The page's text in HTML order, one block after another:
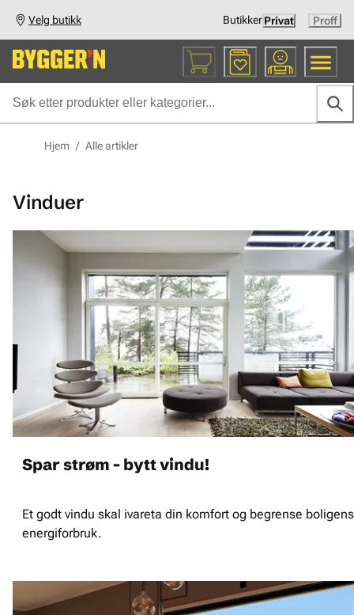
Velg butikk ButikkerPrivat Proff
Hjem / Alle artikler
Vinduer
Spar strøm - bytt vindu!
Et godt vindu skal ivareta din komfort og begrense boligens
energiforbruk.